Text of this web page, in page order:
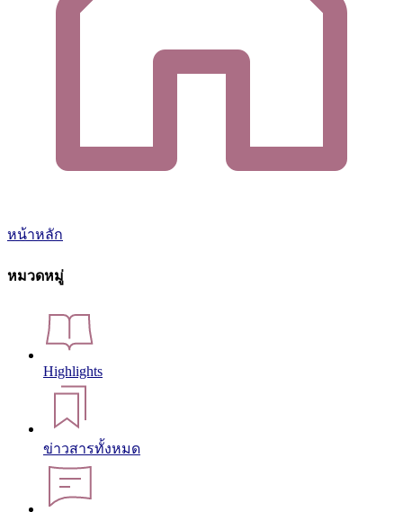
หน้าหลัก
หมวดหมู่
Highlights
ข่าวสารทั้งหมด